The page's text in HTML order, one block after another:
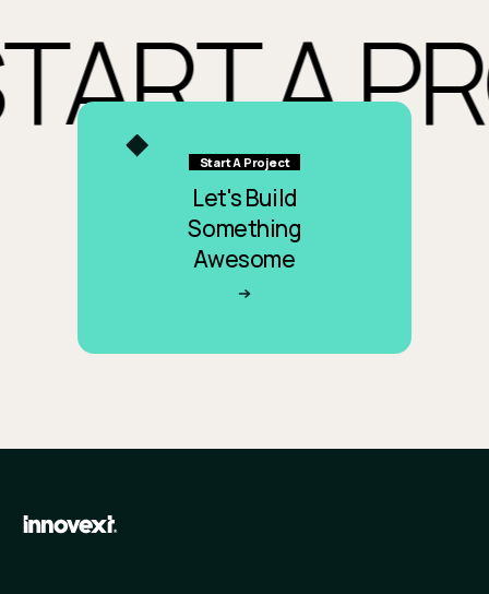
A
Start A Project
Let's Build
Something
Awesome
開始專案